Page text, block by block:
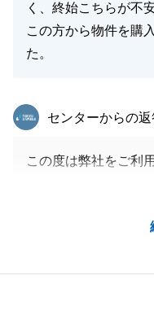
く、終始こちらが不
この方から物件を購
た。
東急リバブル
センターからの返
この度は弊社をご利
紹介やご案内し、素
に嬉しく思っており
また、お困りのこと